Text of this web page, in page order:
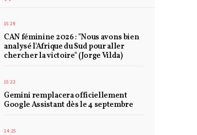
15:29
CAN féminine 2026 : "Nous avons bien
analysé l'Afrique du Sud pour aller
chercher la victoire" (Jorge Vilda)
15:22
Gemini remplacera officiellement
Google Assistant dès le 4 septembre
14:25